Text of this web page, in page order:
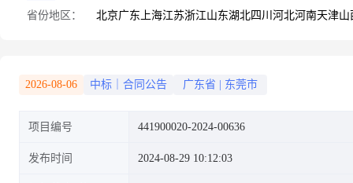
省份地区： 北京广东 上海江苏浙江山东湖北四川 河北河南天津山
2026-08-06 中标｜合同公告 广东省 东莞市
项目编号 441900020-2024-00636
发布时间 2024-08-29 10:12:03